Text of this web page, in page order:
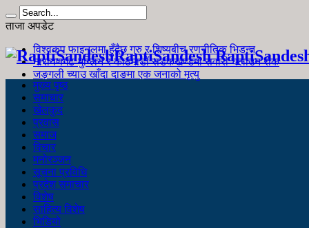
ताजा अपडेट
विश्वकप फाइनलमा हुँदैछ गुरु र शिष्यबीच रणनीतिक भिडन्त
नारायणगढ-मुग्लिन र काठमाडौं सडकखण्डमा सवारी चलाउन रोक
जङ्गली च्याउ खाँदा दाङमा एक जनाको मृत्यु
RaptiSandesh
मुख्य पृष्ठ
समाचार
खेलकुद
प्रवास
समाज
विचार
मनोरञ्जन
सूचना प्रविधि
प्रदेश समाचार
विशेष
साहित्य विशेष
भिडियो